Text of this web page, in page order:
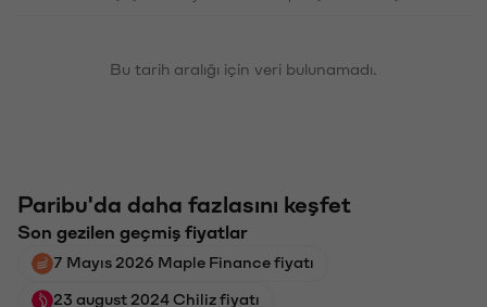
Bu tarih aralığı için veri bulunamadı.
Paribu'da daha fazlasını keşfet
Son gezilen geçmiş fiyatlar
7 Mayıs 2026 Maple Finance fiyatı
23 august 2024 Chiliz fiyatı